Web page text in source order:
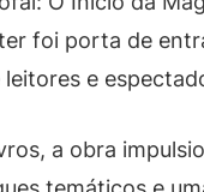
foi porta de
e
a obra